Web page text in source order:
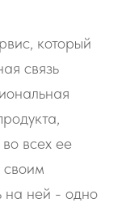
который
связь
всех ее
своим
на ней - одно